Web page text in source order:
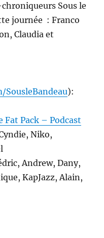
Sous le
journée : Franco
Claudia et
):
Fat Pack – Podcast
Niko,
Andrew, Dany,
KapJazz, Alain,